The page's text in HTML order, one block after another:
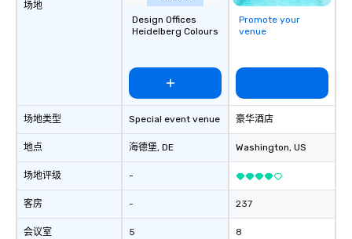
场地
场地类型
地点
场地评级
客房
会议室
Design Offices
Heidelberg Colours
Special event venue
海德堡, DE
-
-
5
Promote your
venue
豪华酒店
Washington, US
237
8